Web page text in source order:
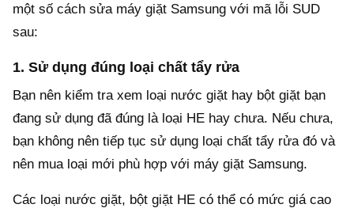
một số cách sửa máy giặt Samsung với mã lỗi SUD
sau:
1. Sử dụng đúng loại chất tẩy rửa
Bạn nên kiểm tra xem loại nước giặt hay bột giặt bạn
đang sử dụng đã đúng là loại HE hay chưa. Nếu chưa,
bạn không nên tiếp tục sử dụng loại chất tẩy rửa đó và
nên mua loại mới phù hợp với máy giặt Samsung.
Các loại nước giặt, bột giặt HE có thể có mức giá cao